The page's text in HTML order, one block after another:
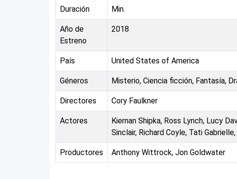
Duración Min.
Año de
Estreno
2018
País United States of America
Géneros Misterio, Ciencia ficción, Fantasía,
Directores Cory Faulkner
Actores
Kiernan Shipka, Ross Lynch, Lucy
Sinclair, Richard Coyle, Tati
Productores Anthony Wittrock, Jon Goldwater